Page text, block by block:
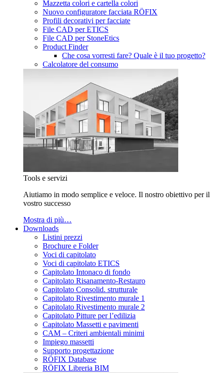
Mazzetta colori e cartella colori
Nuovo configuratore facciata RÖFIX
Profili decorativi per facciate
File CAD per ETICS
File CAD per StoneEtics
Product Finder
Che cosa vorresti fare? Quale è il tuo progetto?
Calcolatore del consumo
Tools e servizi
Aiutiamo in modo semplice e veloce. Il nostro obiettivo per il
vostro successo
Mostra di più…
Downloads
Listini prezzi
Brochure e Folder
Voci di capitolato
Voci di capitolato ETICS
Capitolato Intonaco di fondo
Capitolato Risanamento-Restauro
Capitolato Consolid. strutturale
Capitolato Rivestimento murale 1
Capitolato Rivestimento murale 2
Capitolato Pitture per l’edilizia
Capitolato Massetti e pavimenti
CAM – Criteri ambientali minimi
Impiego massetti
Supporto progettazione
RÖFIX Database
RÖFIX Libreria BIM